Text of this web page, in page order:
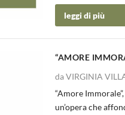
leggi di più
“AMORE
daVIRGINIA
“Amore
un’opera che